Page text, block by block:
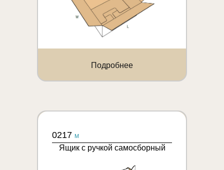
Подробнее
0217 M
Ящик с ручкой самосборный